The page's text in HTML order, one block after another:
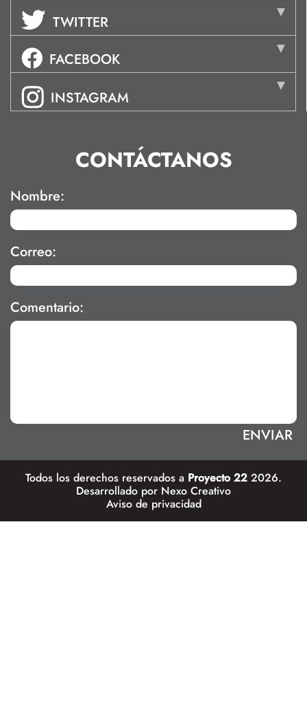
TWITTER
FACEBOOK
INSTAGRAM
CONTÁCTANOS
Nombre:
Correo:
Comentario:
Todos los derechos reservados a Proyecto 22 2026.
Desarrollado por Nexo Creativo
Aviso de privacidad